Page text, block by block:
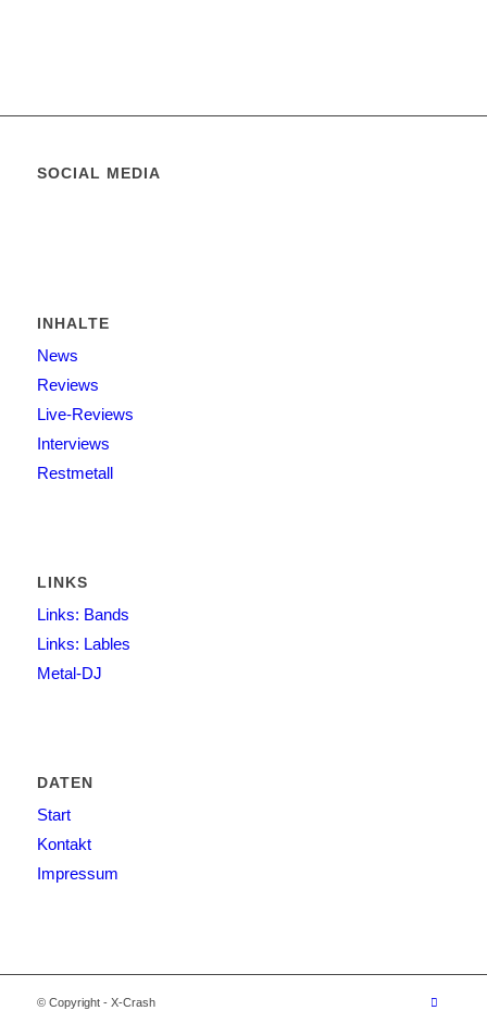
SOCIAL MEDIA
INHALTE
News
Reviews
Live-Reviews
Interviews
Restmetall
LINKS
Links: Bands
Links: Lables
Metal-DJ
DATEN
Start
Kontakt
Impressum
© Copyright - X-Crash